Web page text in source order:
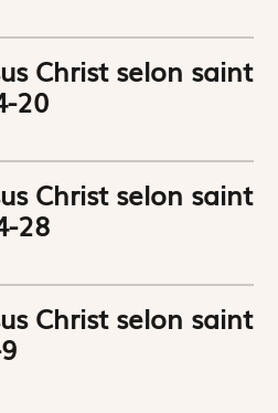
Christ selon saint
20
Christ selon saint
28
Christ selon saint